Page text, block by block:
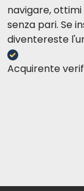
navigare,
senza pari. Se
diventereste
Acquirente